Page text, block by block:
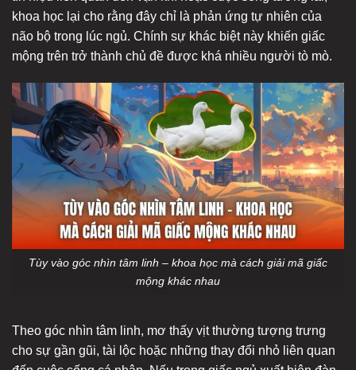
khoa học lại cho rằng đây chỉ là phản ứng tự nhiên của
não bộ trong lúc ngủ. Chính sự khác biệt này khiến giấc
mộng trên trở thành chủ đề được khá nhiều người tò mò.
Tùy vào góc nhìn tâm linh – khoa học mà cách giải mã giấc
mộng khác nhau
Theo góc nhìn tâm linh, mơ thấy vịt thường tượng trưng
cho sự gần gũi, tài lộc hoặc những thay đổi nhỏ liên quan